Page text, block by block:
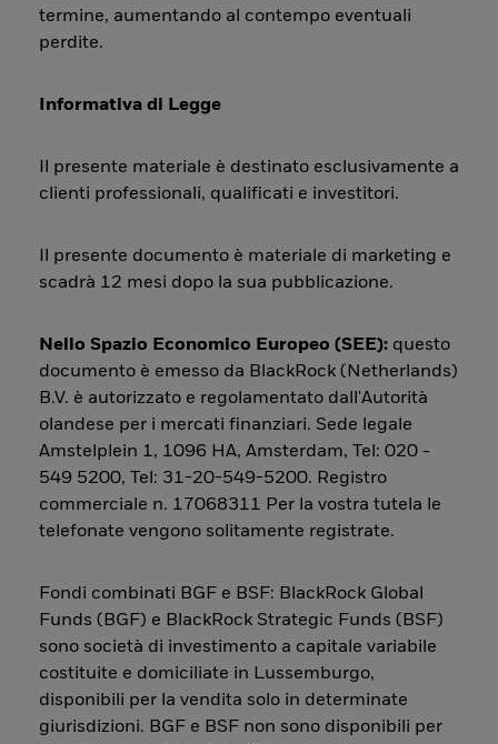
termine, aumentando al contempo eventuali
perdite.
Informativa di Legge
Il presente materiale è destinato esclusivamente a
clienti professionali, qualificati e investitori.
Il presente documento è materiale di marketing e
scadrà 12 mesi dopo la sua pubblicazione.
Nello Spazio Economico Europeo (SEE): questo
documento è emesso da BlackRock (Netherlands)
B.V. è autorizzato e regolamentato dall'Autorità
olandese per i mercati finanziari. Sede legale
Amstelplein 1, 1096 HA, Amsterdam, Tel: 020 -
549 5200, Tel: 31-20-549-5200. Registro
commerciale n. 17068311 Per la vostra tutela le
telefonate vengono solitamente registrate.
Fondi combinati BGF e BSF: BlackRock Global
Funds (BGF) e BlackRock Strategic Funds (BSF)
sono società di investimento a capitale variabile
costituite e domiciliate in Lussemburgo,
disponibili per la vendita solo in determinate
giurisdizioni. BGF e BSF non sono disponibili per